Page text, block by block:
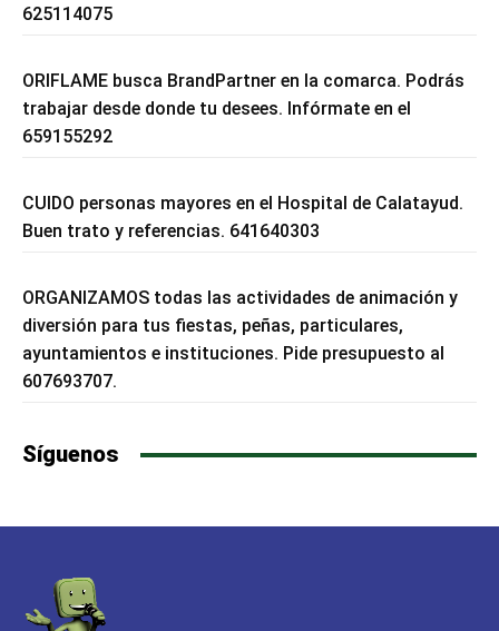
625114075
ORIFLAME busca BrandPartner en la comarca. Podrás
trabajar desde donde tu desees. Infórmate en el
659155292
CUIDO personas mayores en el Hospital de Calatayud.
Buen trato y referencias. 641640303
ORGANIZAMOS todas las actividades de animación y
diversión para tus fiestas, peñas, particulares,
ayuntamientos e instituciones. Pide presupuesto al
607693707.
Síguenos